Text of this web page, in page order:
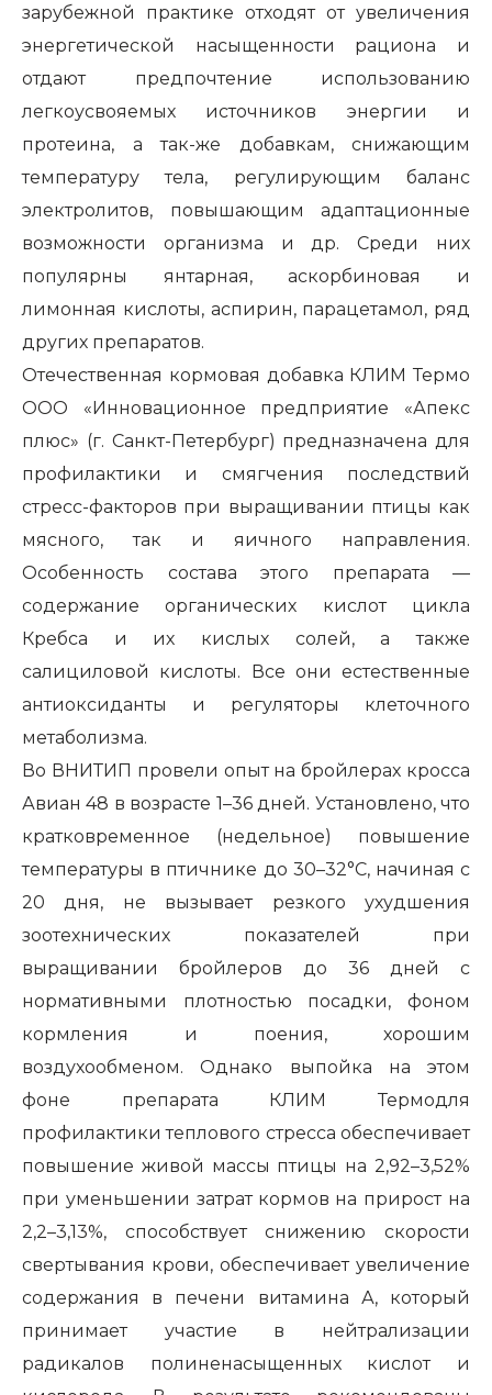
зарубежной практике отходят от увеличения
энергетической насыщенности рациона и
отдают предпочтение использованию
легкоусвояемых источников энергии и
протеина, а так-же добавкам, снижающим
температуру тела, регулирующим баланс
электролитов, повышающим адаптационные
возможности организма и др. Среди них
популярны янтарная, аскорбиновая и
лимонная кислоты, аспирин, парацетамол, ряд
других препаратов.
Отечественная кормовая добавка КЛИМ Термо
ООО «Инновационное предприятие «Апекс
плюс» (г. Санкт-Петербург) предназначена для
профилактики и смягчения последствий
стресс-факторов при выращивании птицы как
мясного, так и яичного направления.
Особенность состава этого препарата —
содержание органических кислот цикла
Кребса и их кислых солей, а также
салициловой кислоты. Все они естественные
антиоксиданты и регуляторы клеточного
метаболизма.
Во ВНИТИП провели опыт на бройлерах кросса
Авиан 48 в возрасте 1–36 дней. Установлено, что
кратковременное (недельное) повышение
температуры в птичнике до 30–32°С, начиная с
20 дня, не вызывает резкого ухудшения
зоотехнических показателей при
выращивании бройлеров до 36 дней с
нормативными плотностью посадки, фоном
кормления и поения, хорошим
воздухообменом. Однако выпойка на этом
фоне препарата КЛИМ Термодля
профилактики теплового стресса обеспечивает
повышение живой массы птицы на 2,92–3,52%
при уменьшении затрат кормов на прирост на
2,2–3,13%, способствует снижению скорости
свертывания крови, обеспечивает увеличение
содержания в печени витамина А, который
принимает участие в нейтрализации
радикалов полиненасыщенных кислот и